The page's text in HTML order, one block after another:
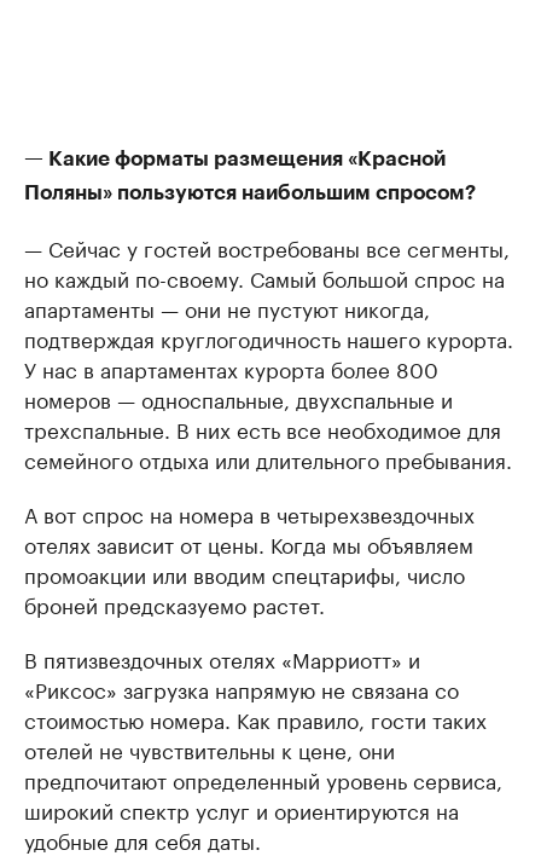
— Какие форматы размещения «Красной
Поляны» пользуются наибольшим спросом?
— Сейчас у гостей востребованы все сегменты,
но каждый по-своему. Самый большой спрос на
апартаменты — они не пустуют никогда,
подтверждая круглогодичность нашего курорта.
У нас в апартаментах курорта более 800
номеров — односпальные, двухспальные и
трехспальные. В них есть все необходимое для
семейного отдыха или длительного пребывания.
А вот спрос на номера в четырехзвездочных
отелях зависит от цены. Когда мы объявляем
промоакции или вводим спецтарифы, число
броней предсказуемо растет.
В пятизвездочных отелях «Марриотт» и
«Риксос» загрузка напрямую не связана со
стоимостью номера. Как правило, гости таких
отелей не чувствительны к цене, они
предпочитают определенный уровень сервиса,
широкий спектр услуг и ориентируются на
удобные для себя даты.